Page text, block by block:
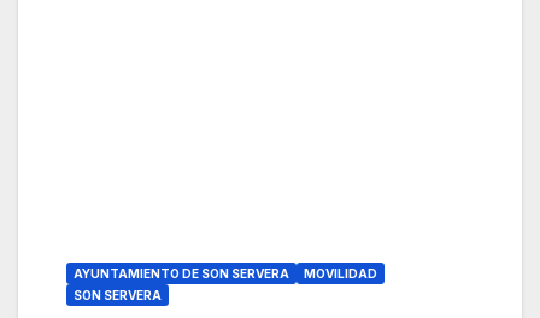
AYUNTAMIENTO DE SON SERVERA
MOVILIDAD
SON SERVERA